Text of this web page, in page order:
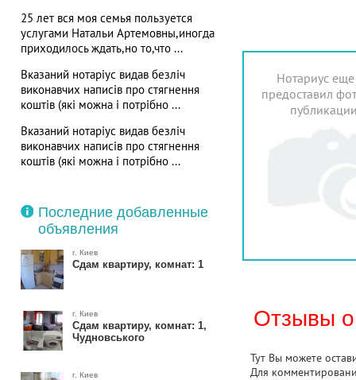
25 лет вся моя семья пользуется
услугами Натальи Артемовны,иногда
приходилось ждать,но то,что ...
Вказаний нотаріус видав безліч
виконавчих написів про стягнення
коштів (які можна і потрібно ...
Вказаний нотаріус видав безліч
виконавчих написів про стягнення
коштів (які можна і потрібно ...
Последние добавленные
объявления
г. Киев
Сдам квартиру, комнат: 1
г. Киев
Сдам квартиру, комнат: 1,
Чудновського
г. Киев
Нотариус
предоставил
Отзывы о
Тут Вы можете
Для